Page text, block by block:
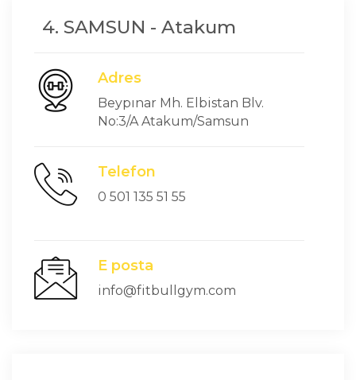
4. SAMSUN - Atakum
Adres
Beypınar Mh. Elbistan Blv.
No:3/A Atakum/Samsun
Telefon
0 501 135 51 55
E posta
info@fitbullgym.com